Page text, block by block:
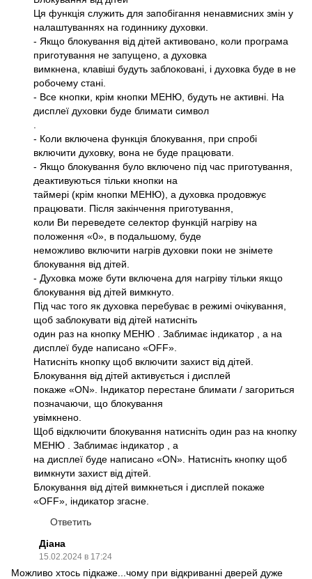
Ця функція служить для запобігання ненавмисних змін у
налаштуваннях на годиннику духовки.
- Якщо блокування від дітей активовано, коли програма
приготування не запущено, а духовка
вимкнена, клавіші будуть заблоковані, і духовка буде в не
робочему стані.
- Все кнопки, крім кнопки МЕНЮ, будуть не активні. На
дисплеї духовки буде блимати символ
- Коли включена функція блокування, при спробі
включити духовку, вона не буде працювати.
- Якщо блокування було включено під час приготування,
деактивуються тільки кнопки на
таймері (крім кнопки МЕНЮ), а духовка продовжує
працювати. Після закінчення приготування,
коли Ви переведете селектор функцій нагріву на
положення «0», в подальшому, буде
неможливо включити нагрів духовки поки не знімете
блокування від дітей.
- Духовка може бути включена для нагріву тільки якщо
блокування від дітей вимкнуто.
Під час того як духовка перебуває в режимі очікування,
щоб заблокувати від дітей натисніть
один раз на кнопку МЕНЮ . Заблимає індикатор , а на
дисплеї буде написано «OFF».
Натисніть кнопку щоб включити захист від дітей.
Блокування від дітей активується і дисплей
покаже «ON». Iндикатор перестане блимати / загориться
позначаючи, що блокування
увімкнено.
Щоб відключити блокування натисніть один раз на кнопку
МЕНЮ . Заблимає індикатор , а
на дисплеї буде написано «ON». Натисніть кнопку щоб
вимкнути захист від дітей.
Блокування від дітей вимкнеться і дисплей покаже
«OFF», індикатор згасне.
Ответить
Діана
15.02.2024 в 17:24
Можливо хтось підкаже...чому при відкриванні дверей дуже